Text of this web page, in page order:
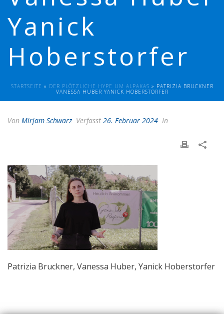
Yanick
Hoberstorfer
STARTSEITE » DER PLÖTZLICHE HYPE UM ALPAKAS » PATRIZIA BRUCKNER
VANESSA HUBER YANICK HOBERSTORFER
Von Mirjam Schwarz Verfasst 26. Februar 2024 In
Patrizia Bruckner, Vanessa Huber, Yanick Hoberstorfer